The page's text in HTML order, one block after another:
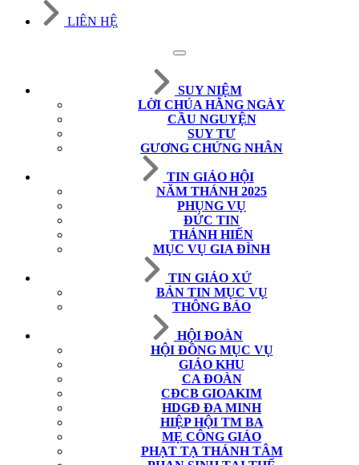
LIÊN HỆ
SUY NIỆM
LỜI CHÚA HẰNG NGÀY
CẦU NGUYỆN
SUY TƯ
GƯƠNG CHỨNG NHÂN
TIN GIÁO HỘI
NĂM THÁNH 2025
PHỤNG VỤ
ĐỨC TIN
THÁNH HIẾN
MỤC VỤ GIA ĐÌNH
TIN GIÁO XỨ
BẢN TIN MỤC VỤ
THÔNG BÁO
HỘI ĐOÀN
HỘI ĐỒNG MỤC VỤ
GIÁO KHU
CA ĐOÀN
CĐCB GIOAKIM
HDGĐ ĐA MINH
HIỆP HỘI TM BA
MẸ CÔNG GIÁO
PHẠT TẠ THÁNH TÂM